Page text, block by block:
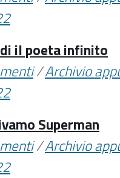
il poeta infinito
/Archivio
Superman
/Archivio